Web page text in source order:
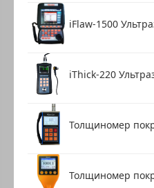
iFlaw-1500
iThick-220
Толщиномер
Толщиномер